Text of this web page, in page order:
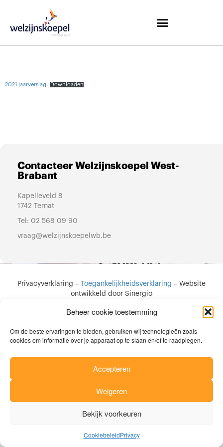
Beheer cookie toestemming
Om de beste ervaringen te bieden, gebruiken wij technologieën zoals
cookies om informatie over je apparaat op te slaan en/of te raadplegen.
Accepteren
Weigeren
Bekijk voorkeuren
CookiebeleidPrivacy
2021 jaarverslag Downloaden
Contacteer Welzijnskoepel West-
Brabant
Kapelleveld 8
1742 Ternat
Tel: 02 568 09 90
vraag@welzijnskoepelwb.be
Privacyverklaring – Toegankelijkheidsverklaring – Website
ontwikkeld door Sinergio